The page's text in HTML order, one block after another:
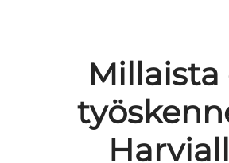
Millaista